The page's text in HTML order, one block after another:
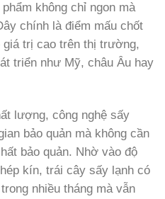
không chỉ ngon mà
chính là điểm mấu chốt
trị cao trên thị trường,
triển như Mỹ, châu Âu hay
lượng, công nghệ sấy
bảo quản mà không cần
bảo quản. Nhờ vào độ
kín, trái cây sấy lạnh có
nhiều tháng mà vẫn